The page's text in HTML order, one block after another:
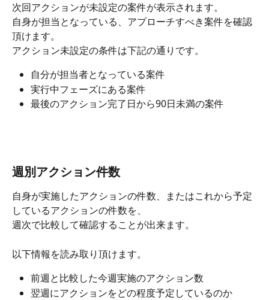
次回アクションが未設定の案件が表示されます。
自身が担当となっている、アプローチすべき案件を確認
頂けます。
アクション未設定の条件は下記の通りです。
自分が担当者となっている案件
実行中フェーズにある案件
最後のアクション完了日から90日未満の案件
週別アクション件数
自身が実施したアクションの件数、またはこれから予定
しているアクションの件数を、
週次で比較して確認することが出来ます。
以下情報を読み取り頂けます。
前週と比較した今週実施のアクション数
翌週にアクションをどの程度予定しているのか